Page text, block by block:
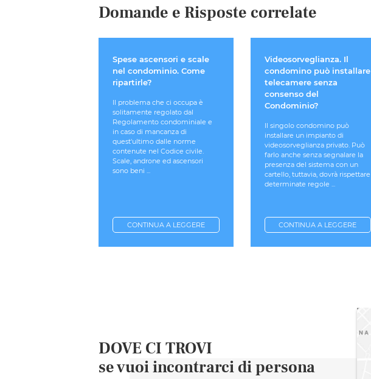
Domande e Risposte correlate
Spese ascensori e scale
nel condominio. Come
ripartirle?
Il problema che ci occupa è
solitamente regolato dal
Regolamento condominiale e
in caso di mancanza di
quest'ultimo dalle norme
contenute nel Codice civile.
Scale, androne ed ascensori
sono beni ...
CONTINUA A LEGGERE
Videosorveglianza. Il
condomino può installare
telecamere senza
consenso del
Condominio?
Il singolo condomino può
installare un impianto di
videosorveglianza privato. Può
farlo anche senza segnalare la
presenza del sistema con un
cartello, tuttavia, dovrà rispettare
determinate regole ...
CONTINUA A LEGGERE
DOVE CI TROVI
se vuoi incontrarci di persona